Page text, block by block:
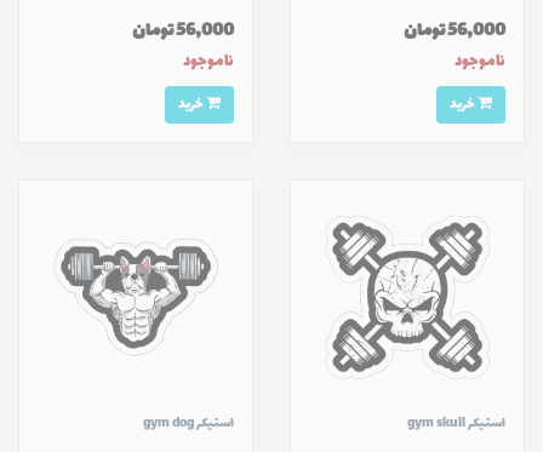
56,000 تومان
ناموجود
56,000 تومان
ناموجود
استیکر gym skull استیکر gym dog